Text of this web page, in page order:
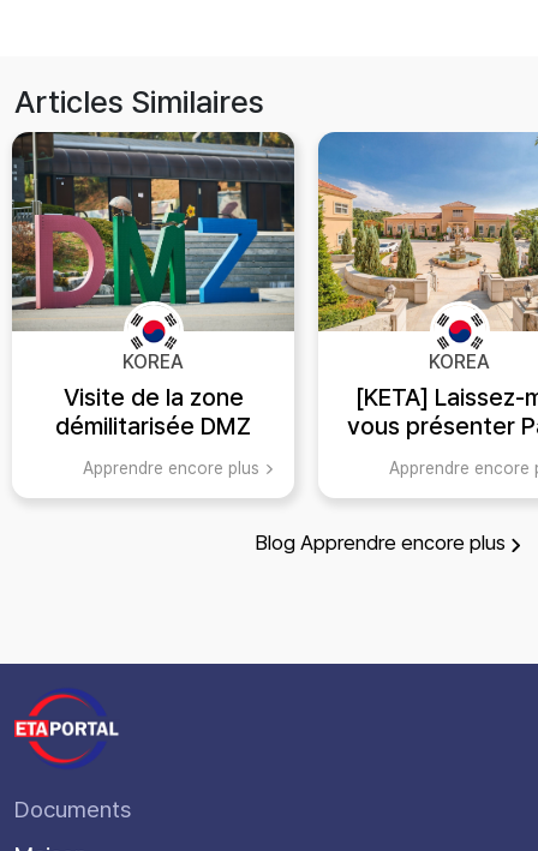
Articles Similaires
KOREA
Visite de la zone
démilitarisée DMZ
dans l'histoire de la
Corée
Apprendre encore plus
KOREA
[KETA] Laissez-
vous présenter
une ville de
d'art en Corée
Apprendre encore
Blog Apprendre encore plus
Documents